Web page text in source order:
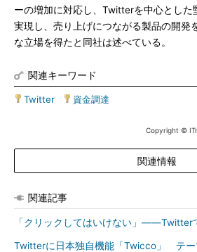
ーの増加に対応し、Twitterを中心とした
実現し、売り上げにつながる製品の開発
な立場を得たと同社は述べている。
関連キーワード
Twitter 資金調達
Copyright ©
関連情報
関連記事
「クリックしてはいけない」――Twitter
Twitterに日本独自機能「Twicco」 テー